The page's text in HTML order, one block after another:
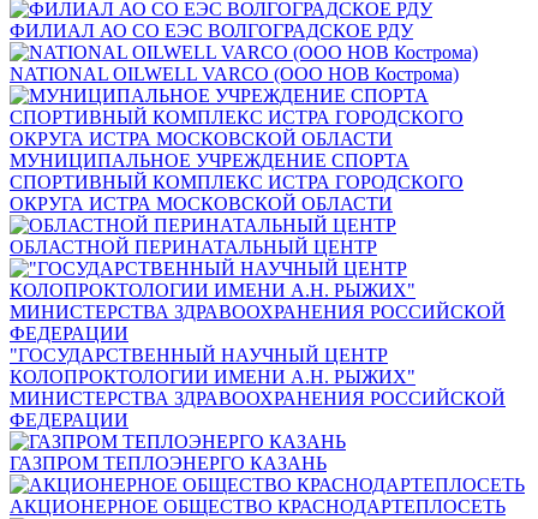
ФИЛИАЛ АО СО ЕЭС ВОЛГОГРАДСКОЕ РДУ
NATIONAL OILWELL VARCO (ООО НОВ Кострома)
МУНИЦИПАЛЬНОЕ УЧРЕЖДЕНИЕ СПОРТА
СПОРТИВНЫЙ КОМПЛЕКС ИСТРА ГОРОДСКОГО
ОКРУГА ИСТРА МОСКОВСКОЙ ОБЛАСТИ
ОБЛАСТНОЙ ПЕРИНАТАЛЬНЫЙ ЦЕНТР
"ГОСУДАРСТВЕННЫЙ НАУЧНЫЙ ЦЕНТР
КОЛОПРОКТОЛОГИИ ИМЕНИ А.Н. РЫЖИХ"
МИНИСТЕРСТВА ЗДРАВООХРАНЕНИЯ РОССИЙСКОЙ
ФЕДЕРАЦИИ
ГАЗПРОМ ТЕПЛОЭНЕРГО КАЗАНЬ
АКЦИОНЕРНОЕ ОБЩЕСТВО КРАСНОДАРТЕПЛОСЕТЬ